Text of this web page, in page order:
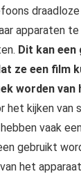
apparaten
Dit kan een
ze een film
worden van
kijken van
vaak
gebruikt
het